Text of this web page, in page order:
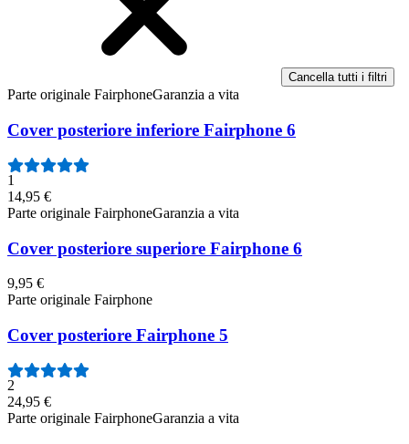
Cancella tutti i filtri
Parte originale FairphoneGaranzia a vita
Cover posteriore inferiore Fairphone 6
1
14,95 €
Parte originale FairphoneGaranzia a vita
Cover posteriore superiore Fairphone 6
9,95 €
Parte originale Fairphone
Cover posteriore Fairphone 5
2
24,95 €
Parte originale FairphoneGaranzia a vita